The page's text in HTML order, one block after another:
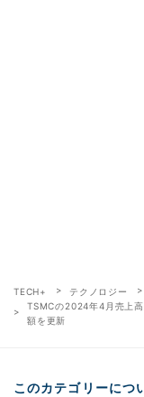
TECH+ テクノロジー
TSMCの2024年4月売上
額を更新
このカテゴリーにつ